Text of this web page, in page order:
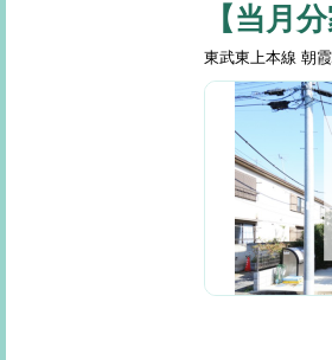
【当月
東武東上本線 朝